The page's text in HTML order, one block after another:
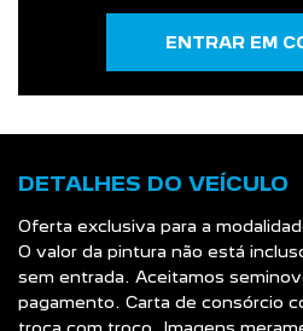
ENTRAR EM
DETALHES DO VEÍCULO
Oferta exclusiva para a
O valor da pintura não está
sem entrada. Aceitamos
pagamento. Carta de consórcio
troca com troco. Imagens